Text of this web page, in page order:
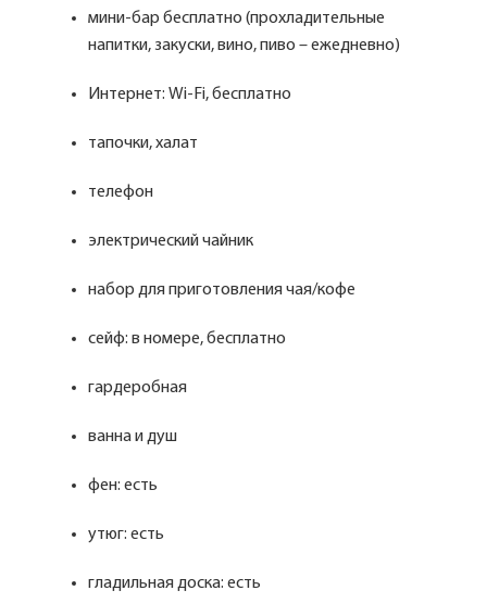
мини-бар бесплатно (прохладительные
напитки, закуски, вино, пиво – ежедневно)
Интернет: Wi-Fi, бесплатно
тапочки, халат
телефон
электрический чайник
набор для приготовления чая/кофе
сейф: в номере, бесплатно
гардеробная
ванна и душ
фен: есть
утюг: есть
гладильная доска: есть